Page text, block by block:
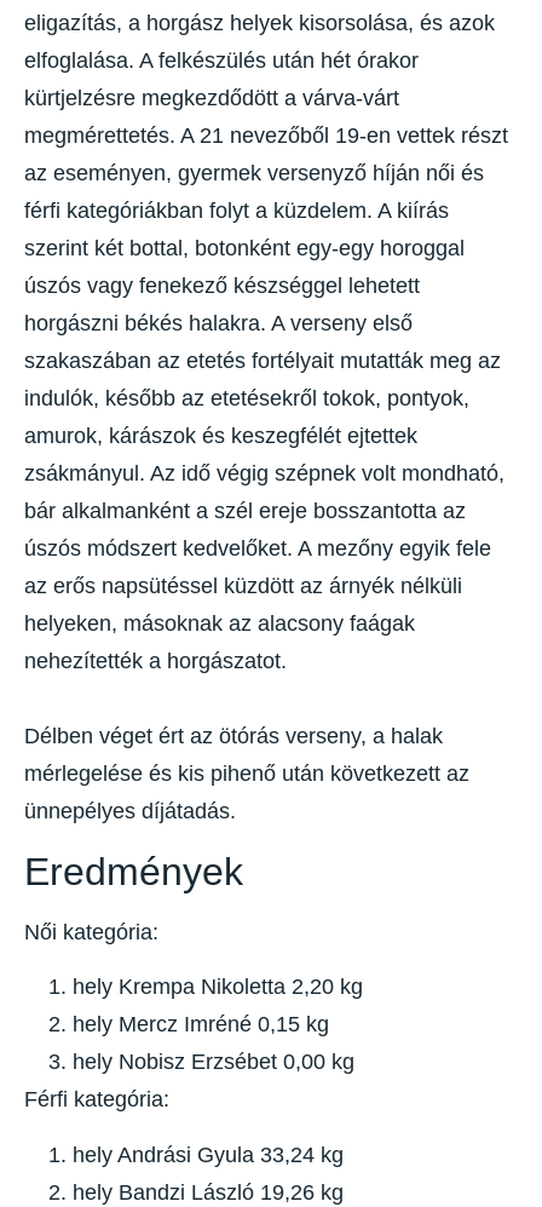
eligazítás, a horgász helyek kisorsolása, és azok
elfoglalása. A felkészülés után hét órakor
kürtjelzésre megkezdődött a várva-várt
megmérettetés. A 21 nevezőből 19-en vettek részt
az eseményen, gyermek versenyző híján női és
férfi kategóriákban folyt a küzdelem. A kiírás
szerint két bottal, botonként egy-egy horoggal
úszós vagy fenekező készséggel lehetett
horgászni békés halakra. A verseny első
szakaszában az etetés fortélyait mutatták meg az
indulók, később az etetésekről tokok, pontyok,
amurok, kárászok és keszegfélét ejtettek
zsákmányul. Az idő végig szépnek volt mondható,
bár alkalmanként a szél ereje bosszantotta az
úszós módszert kedvelőket. A mezőny egyik fele
az erős napsütéssel küzdött az árnyék nélküli
helyeken, másoknak az alacsony faágak
nehezítették a horgászatot.
Délben véget ért az ötórás verseny, a halak
mérlegelése és kis pihenő után következett az
ünnepélyes díjátadás.
Eredmények
Női kategória:
hely Krempa Nikoletta 2,20 kg
hely Mercz Imréné 0,15 kg
hely Nobisz Erzsébet 0,00 kg
Férfi kategória:
hely Andrási Gyula 33,24 kg
hely Bandzi László 19,26 kg